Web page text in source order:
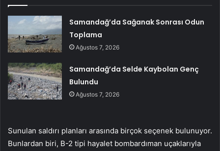
Samandağ’da Sağanak Sonrası Odun
Toplama
Ağustos 7, 2026
Samandağ’da Selde Kaybolan Genç
Bulundu
Ağustos 7, 2026
Sunulan saldırı planları arasında birçok seçenek bulunuyor.
Bunlardan biri, B-2 tipi hayalet bombardıman uçaklarıyla